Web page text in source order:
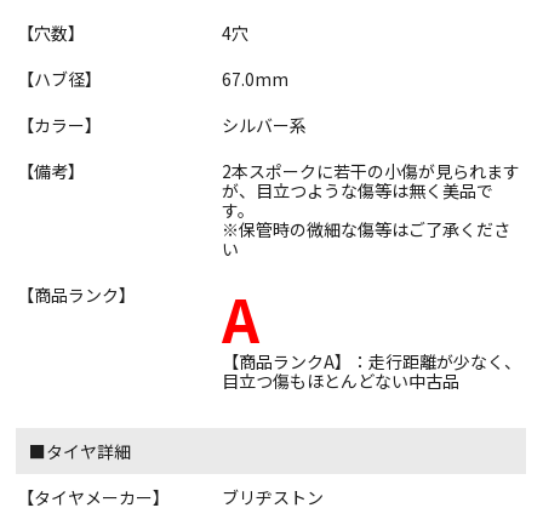
【穴数】
4穴
【ハブ径】
67.0mm
【カラー】
シルバー系
【備考】
2本スポークに若干の小傷が見られます
が、目立つような傷等は無く美品で
す。
※保管時の微細な傷等はご了承くださ
い
【商品ランク】
A
【商品ランクA】：走行距離が少なく、
目立つ傷もほとんどない中古品
■タイヤ詳細
【タイヤメーカー】
ブリヂストン